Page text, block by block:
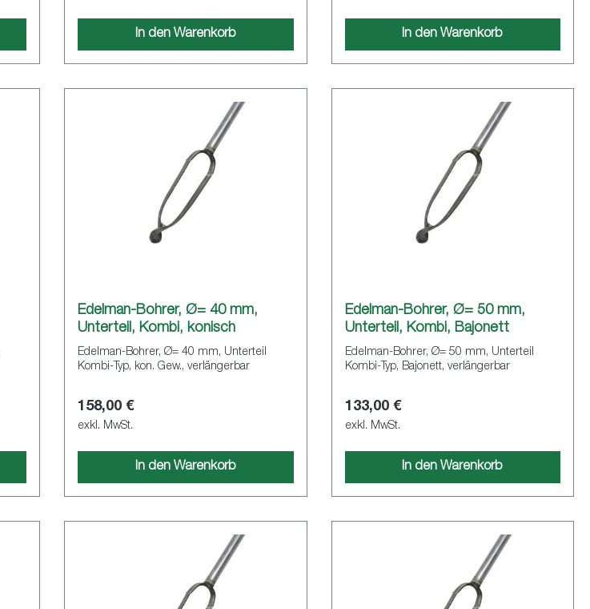
In den Warenkorb In den Warenkorb
Edelman-Bohrer, Ø= 40 mm,
Unterteil, Kombi, konisch
Edelman-Bohrer, Ø= 40 mm, Unterteil
Kombi-Typ, kon. Gew., verlängerbar
158,00 €
exkl. MwSt.
In den Warenkorb
Edelman-Bohrer, Ø= 50 mm,
Unterteil, Kombi, Bajonett
Edelman-Bohrer, Ø= 50 mm, Unterteil
Kombi-Typ, Bajonett, verlängerbar
133,00 €
exkl. MwSt.
In den Warenkorb